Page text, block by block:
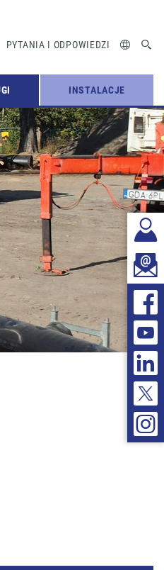
PYTANIA I ODPOWIEDZI
INSTALACJE